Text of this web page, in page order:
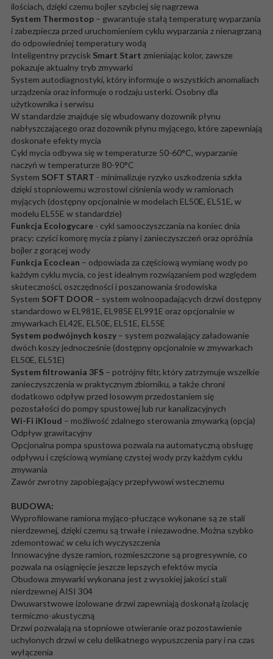
ilościach, dzięki czemu bojler szybciej się nagrzewa
System Thermostop – gwarantuje stałą temperaturę wyparzania
i zabezpiecza przed uruchomieniem cyklu wyparzania z nienagrzaną
do odpowiedniej temperatury wodą
Inteligentny przycisk Smart Start zmieniając kolor, zawsze
pokazuje aktualny tryb zmywarki
System autodiagnostyki, który informuje o wszystkich anomaliach
urządzenia oraz informuje o rodzaju usterki. Osobny dla
użytkownika i serwisu
W standardzie znajduje się wbudowany dozownik płynu
nabłyszczającego oraz dozownik płynu myjącego, które zapewniają
doskonałe efekty mycia
Cykl mycia odbywa się w temperaturze 50-60°C, wyparzanie
naczyń w temperaturze 80-90°C
System SOFT START - minimalizuje ryzyko uszkodzenia szkła
dzięki stopniowemu wzrostowi ciśnienia wody w ramionach
myjących (dostępny opcjonalnie w modelach EL50E, EL51E, w
modelu EL55E w standardzie)
Funkcja Ecologycare - cykl samooczyszczania na koniec dnia
pracy: czyści komorę mycia z piany i zanieczyszczeń oraz opróżnia
bojler z gorącej wody
Funkcja Ecoclean – odpowiada za częściową wymianę wody po
każdym cyklu mycia, co jest idealnym rozwiązaniem pod względem
skuteczności, oszczędności i poszanowania środowiska
System SOFT DOOR – system wolnoopadających drzwi dostępny
standardowo w EL981E, EL985E EL991E oraz opcjonalnie w
zmywarkach EL42E, EL50E, EL51E, EL55E
System podwójnych koszy – system pozwalający załadowanie
dwóch koszy jednocześnie (dostępny opcjonalnie w zmywarkach
EL50E, EL51E)
System filtrowania 3FS – potrójny filtr, który zatrzymuje wszelkie
zanieczyszczenia w praktycznym zbiorniku, a także chroni
dodatkowo odpływ przed losowym przedostaniem się
pozostałości do pompy spustowej lub rur kanalizacyjnych
Wi-Fi iKloud – możliwość zdalnego sterowania zmywarką (opcja)
Odpływ grawitacyjny
Opcjonalna pompa spustowa pozwala na automatyczną obsługę
odpływu i częściową wymianę czystej wody przy każdym cyklu
zmywania
Zawór zwrotny zapobiegający przepływowi wstecznemu
BUDOWA:
Wyprofilowane ramiona myjąco-płuczące wykonane są ze stali
nierdzewnej, dzięki czemu są trwałe i niezawodne. Można szybko
zdemontować w celu ich wyczyszczenia
Innowacyjne dysze ramion, rozmieszczone są progresywnie, co
pozwala na osiągnięcie jeszcze lepszych efektów mycia
Obudowa zmywarki wykonana jest z wysokiej jakości stali
nierdzewnej AISI 304
Dwuwarstwowe izolowane drzwi zapewniają doskonałą izolację
termiczno-akustyczną
Drzwi pozwalają na stopniowe otwieranie oraz pozostawienie
uchylonych drzwi w celu delikatnego wypuszczenia pary i na czas
wyłączenia